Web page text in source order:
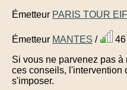
Émetteur PARIS TOUR
Émetteur MANTES /
Si vous ne parvenez pas
ces conseils, l'intervention
s'imposer.